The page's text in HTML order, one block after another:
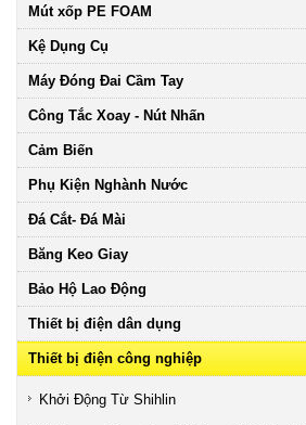
Mút xốp PE FOAM
Kệ Dụng Cụ
Máy Đóng Đai Cầm Tay
Công Tắc Xoay - Nút Nhấn
Cảm Biến
Phụ Kiện Nghành Nước
Đá Cắt- Đá Mài
Băng Keo Giay
Bảo Hộ Lao Động
Thiết bị điện dân dụng
Thiết bị điện công nghiệp
Khởi Động Từ Shihlin